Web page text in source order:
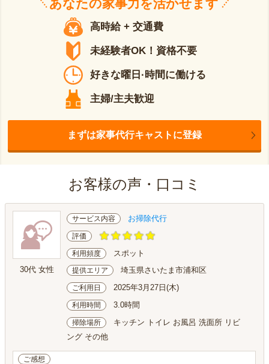
あなたの家事力を活かせます
高時給 + 交通費
未経験者OK！資格不要
好きな曜日·時間に働ける
主婦/主夫歓迎
まずは家事代行キャストに登録
お客様の声・口コミ
30代 女性
サービス内容 お掃除代行
評価
利用頻度 スポット
提供エリア 埼玉県さいたま市浦和区
ご利用日 2025年3月27日(木)
利用時間 3.0時間
掃除場所
キッチン トイレ お風呂 洗面所 リビ
ング その他
ご感想